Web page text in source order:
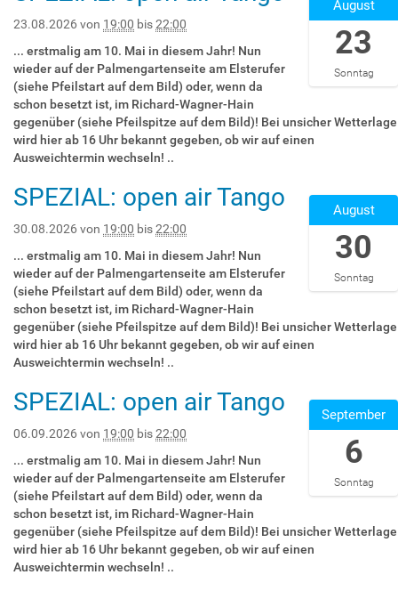
2
0
0
:
0
0
+
2
0
E
s
t
e
r
u
f
r
m
a
l
m
e
n
g
0
2
2
6
-
0
8
-
0
T
2
0
0
:
0
0
+
2
0
E
s
t
e
r
u
f
0
:
0
0
+
0
2
0
0
2
2
6
-
0
8
-
1
T
2
0
0
:
0
0
+
0
2
-
0
8
-
2
3
T
9
0
:
0
0
+
0
2
0
0
2
2
6
-
0
8
-
2
August
23
Sonntag
23.08.2026 von 19:00 bis22:00
... erstmalig am 10. Mai in diesem Jahr! Nun
wieder auf der Palmengartenseite am Elsterufer
(siehe Pfeilstart auf dem Bild) oder, wenn da
schon besetzt ist, im Richard-Wagner-Hain
gegenüber (siehe Pfeilspitze auf dem Bild)! Bei unsicher Wetterlage
wird hier ab 16 Uhr bekannt gegeben, ob wir auf einen
Ausweichtermin wechseln! ..
2
0
2
-
0
8
-
3
0
T
9
0
:
0
0
+
0
2
August
30
Sonntag
SPEZIAL: open air Tango
30.08.2026 von 19:00 bis22:00
... erstmalig am 10. Mai in diesem Jahr! Nun
wieder auf der Palmengartenseite am Elsterufer
(siehe Pfeilstart auf dem Bild) oder, wenn da
schon besetzt ist, im Richard-Wagner-Hain
gegenüber (siehe Pfeilspitze auf dem Bild)! Bei unsicher Wetterlage
wird hier ab 16 Uhr bekannt gegeben, ob wir auf einen
Ausweichtermin wechseln! ..
2
0
2
-
0
9
-
0
6
T
September
6
Sonntag
SPEZIAL: open air Tango
06.09.2026 von 19:00 bis22:00
... erstmalig am 10. Mai in diesem Jahr! Nun
wieder auf der Palmengartenseite am Elsterufer
(siehe Pfeilstart auf dem Bild) oder, wenn da
schon besetzt ist, im Richard-Wagner-Hain
gegenüber (siehe Pfeilspitze auf dem Bild)! Bei unsicher Wetterlage
wird hier ab 16 Uhr bekannt gegeben, ob wir auf einen
Ausweichtermin wechseln! ..